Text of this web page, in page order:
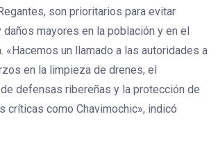
son prioritarios para evitar
daños mayores en la población y en el
«Hacemos un llamado a las autoridades a
en la limpieza de drenes, el
defensas ribereñas y la protección de
críticas como Chavimochic», indicó